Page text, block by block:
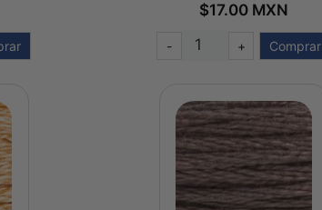
$17.00 MXN
- + Comprar